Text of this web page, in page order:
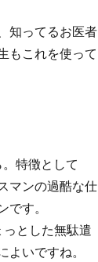
知ってるお医者
もこれを使って
特徴として
マンの過酷な仕
す。
とした無駄遣
いですね。